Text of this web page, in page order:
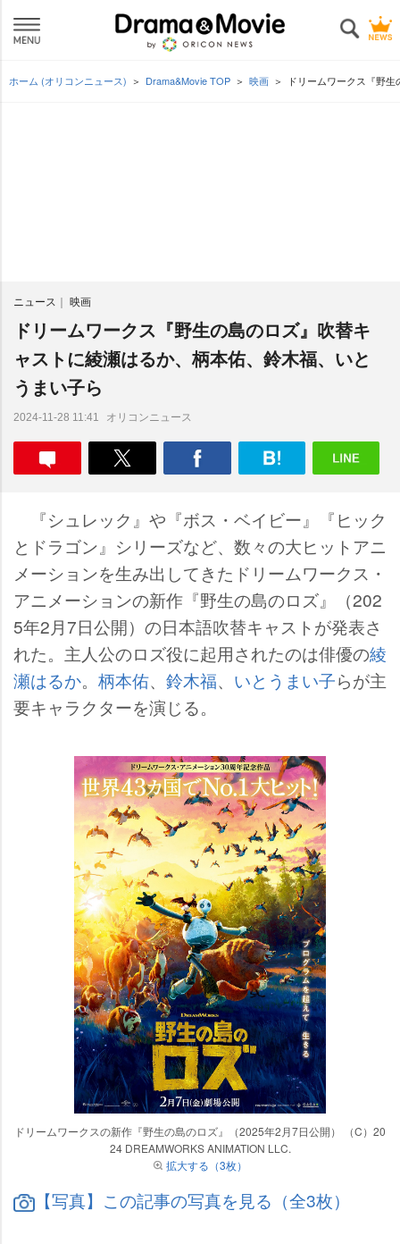
ホーム (オリコンニュース) Drama&Movie TOP 映画 ドリームワークス『野
ニュース 映画
ドリームワークス『野生の島のロズ』吹替キ
ャストに綾瀬はるか、柄本佑、鈴木福、いと
うまい子ら
2024-11-28 11:41 オリコンニュース
『シュレック』や『ボス・ベイビー』『ヒック
とドラゴン』シリーズなど、数々の大ヒットアニ
メーションを生み出してきたドリームワークス・
アニメーションの新作『野生の島のロズ』（202
5年2月7日公開）の日本語吹替キャストが発表さ
れた。主人公のロズ役に起用されたのは俳優の綾
瀬はるか。 柄本佑、 鈴木福、 いとうまい子らが主
要キャラクターを演じる。
ドリームワークスの新作『野生の島のロズ』（2025年2月7日公開） （C）20
24 DREAMWORKS ANIMATION LLC.
拡大する（3枚）
【写真】この記事の写真を見る（全3枚）